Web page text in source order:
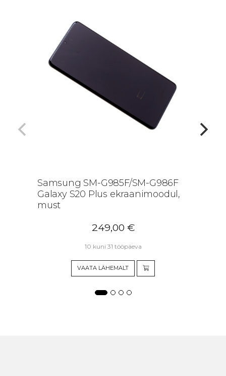
Samsung SM-G985F/SM-G986F
Galaxy S20 Plus ekraanimoodul,
must
249,00 €
10 kuni 31 tööpäeva
VAATA LÄHEMALT